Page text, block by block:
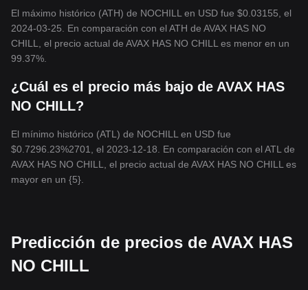
El máximo histórico (ATH) de NOCHILL en USD fue $0.03155, el
2024-03-25. En comparación con el ATH de AVAX HAS NO
CHILL, el precio actual de AVAX HAS NO CHILL es menor en un
99.37%.
¿Cuál es el precio más bajo de AVAX HAS
NO CHILL?
El mínimo histórico (ATL) de NOCHILL en USD fue
$0.7296.23%2701, el 2023-12-18. En comparación con el ATL de
AVAX HAS NO CHILL, el precio actual de AVAX HAS NO CHILL es
mayor en un {5}.
Predicción de precios de AVAX HAS
NO CHILL